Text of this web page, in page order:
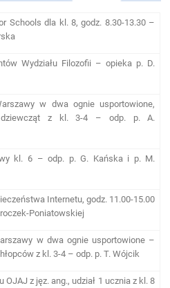
Schools dla kl. 8, godz. 8.30-13.30 –
Wydziału Filozofii – opieka p. D.
w dwa ognie usportowione,
dziewcząt z kl. 3-4 – odp. p. A.
kl. 6 – odp. p. G. Kańska i p. M.
Internetu, godz. 11.00-15.00
Poniatowskiej
w dwa ognie usportowione –
z kl. 3-4 – odp. p. T. Wójcik
OJAJ z jęz. ang., udział 1 ucznia z kl. 8